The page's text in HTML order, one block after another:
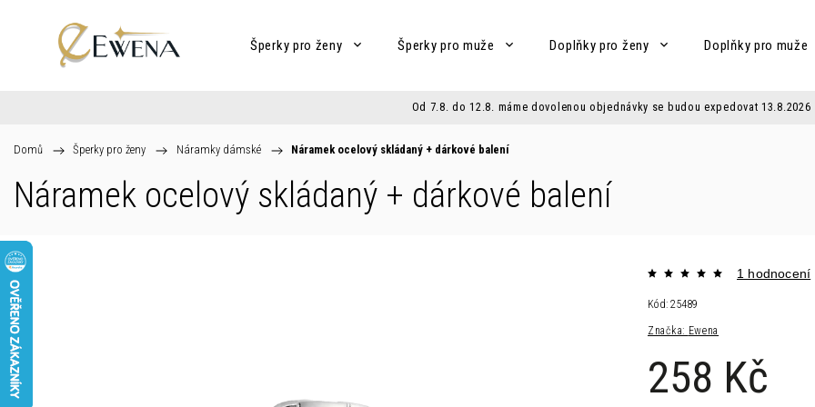
Šperky pro ženy Šperky pro muže Doplňky pro ženy Doplňky pro muže
Od 7.8. do 12.8. máme dovolenou objednávky se budou expedovat 13.8.2026
Domů / Šperky pro ženy / Náramky dámské / Náramek ocelový skládaný + dárkové balení
Náramek ocelový skládaný + dárkové balení
Značka: Ewena
1 hodnocení
258 Kč
Kód: 25489